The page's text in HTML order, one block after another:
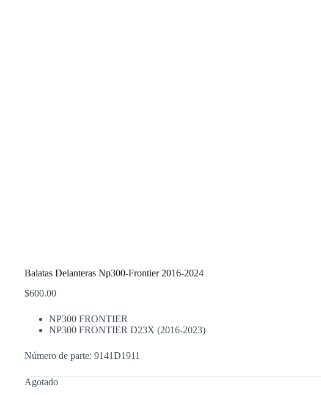
Balatas Delanteras Np300-Frontier 2016-2024
$600.00
NP300 FRONTIER
NP300 FRONTIER D23X (2016-2023)
Número de parte: 9141D1911
Agotado